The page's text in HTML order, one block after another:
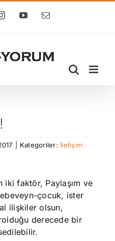
InstagramYouTube
E-
Kategoriler: İletişim
iki faktör, Paylaşım ve
çocuk, ister
ilişkiler olsun,
derecede bir